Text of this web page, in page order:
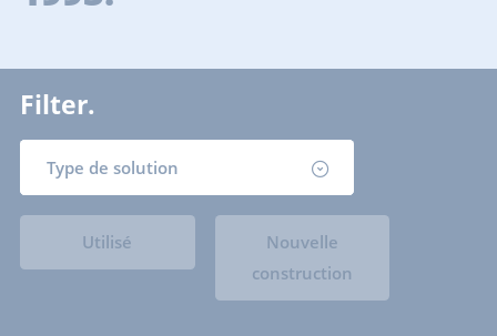
Filter.
Type de solution
Utilisé
Nouvelle
construction